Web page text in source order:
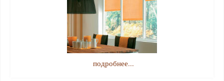
подробнее...